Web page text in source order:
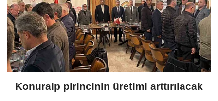
Konuralp pirincinin üretimi arttırılacak